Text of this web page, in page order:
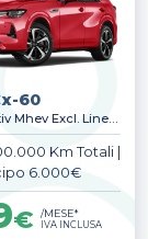
60
Km Totali|
6.000€
€ /MESE*
IVA INCLUSA